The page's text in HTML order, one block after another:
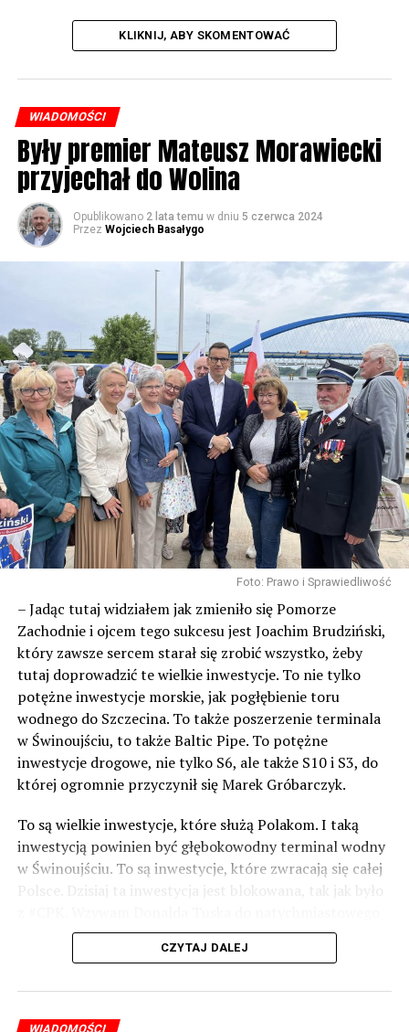
KLIKNIJ, ABY SKOMENTOWAĆ
WIADOMOŚCI
Były premier Mateusz Morawiecki
przyjechał do Wolina
Opublikowano 2 lata temu w dniu 5 czerwca 2024
Przez Wojciech Basałygo
Foto: Prawo i Sprawiedliwość
– Jadąc tutaj widziałem jak zmieniło się Pomorze
Zachodnie i ojcem tego sukcesu jest Joachim Brudziński,
który zawsze sercem starał się zrobić wszystko, żeby
tutaj doprowadzić te wielkie inwestycje. To nie tylko
potężne inwestycje morskie, jak pogłębienie toru
wodnego do Szczecina. To także poszerzenie terminala
w Świnoujściu, to także Baltic Pipe. To potężne
inwestycje drogowe, nie tylko S6, ale także S10 i S3, do
której ogromnie przyczynił się Marek Gróbarczyk.
To są wielkie inwestycje, które służą Polakom. I taką
inwestycją powinien być głębokowodny terminal wodny
w Świnoujściu. To są inwestycje, które zwracają się całej
Polsce. Dzisiaj ta inwestycja jest blokowana, tak jak było
odblokowania CPK.
wykorzystać wspaniały potencjał Zachodniego Pomorza,
o którym śp. Lech Kaczyński powiedział, że jest naszą
CZYTAJ DALEJ
WIADOMOŚCI